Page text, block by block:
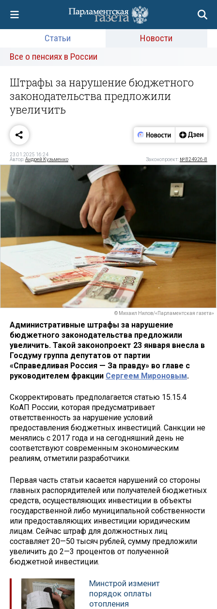
Статьи
Новости
Все о пенсиях в России
Штрафы за нарушение бюджетного
законодательства предложили
увеличить
23.01.2025 16:24
Автор:Андрей Кузьменко Законопроект: № 824926-8
© Михаил Нилов/«Парламентская газета»
Административные штрафы за нарушение
бюджетного законодательства предложили
увеличить. Такой законопроект 23 января внесла в
Госдуму группа депутатов от партии
«Справедливая Россия — За правду» во главе с
руководителем фракции Сергеем Мироновым.
Скорректировать предполагается статью 15.15.4
КоАП России, которая предусматривает
ответственность за нарушение условий
предоставления бюджетных инвестиций. Санкции не
менялись с 2017 года и на сегодняшний день не
соответствуют современным экономическим
реалиям, отметили разработчики.
Первая часть статьи касается нарушений со стороны
главных распорядителей или получателей бюджетных
средств, осуществляющих инвестиции в объекты
государственной либо муниципальной собственности
или предоставляющих инвестиции юридическим
лицам. Сейчас штраф для должностных лиц
составляет 20—50 тысяч рублей, сумму предложили
увеличить до 2—3 процентов от полученной
бюджетной инвестиции.
Минстрой изменит
порядок оплаты
отопления